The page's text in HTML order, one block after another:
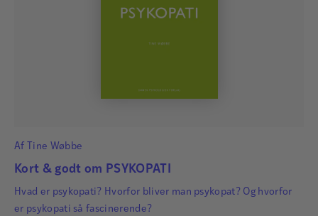
Af Tine Wøbbe
Kort & godt om PSYKOPATI
Hvad er psykopati? Hvorfor bliver man psykopat? Og hvorfor
er psykopati så fascinerende?